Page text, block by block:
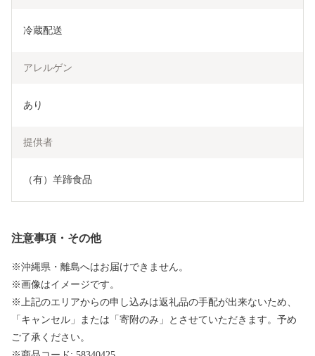
冷蔵配送
アレルゲン
あり
提供者
（有）羊蹄食品
注意事項・その他
※沖縄県・離島へはお届けできません。
※画像はイメージです。
※上記のエリアからの申し込みは返礼品の手配が出来ないため、
「キャンセル」または「寄附のみ」とさせていただきます。予め
ご了承ください。